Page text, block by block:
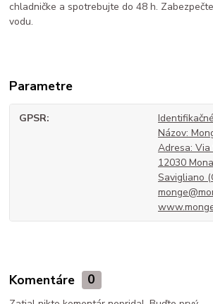
chladničke a spotrebujte do 48 h.
vodu.
Parametre
GPSR
Názov:
Adresa: Via
12030
Savigliano
Komentáre 0